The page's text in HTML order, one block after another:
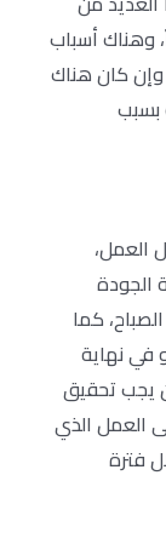
وهناك أسباب
وإن كان هناك
بسبب
العمل،
الجودة
كما
في نهاية
يجب تحقيق
العمل الذي
فترة